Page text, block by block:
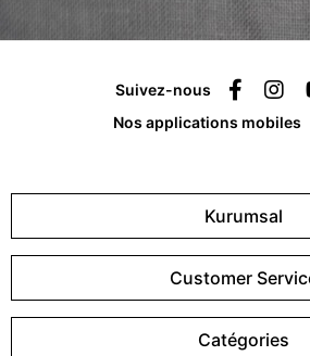
Suivez-nous
Nos applications mobiles
Kurumsal
Customer
Catégories